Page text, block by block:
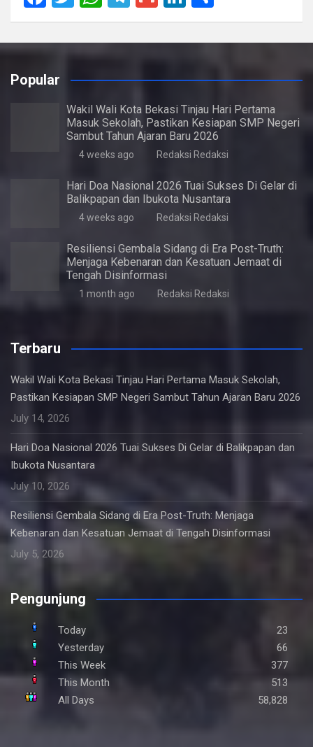
a
ce
o
wi
tt
er
h
at
A
p
p
el
e
gr
a
m
m
ail
n
ke
n
h
ar
e
Popular
Wakil Wali Kota Bekasi Tinjau Hari Pertama
Masuk Sekolah, Pastikan Kesiapan SMP Negeri
Sambut Tahun Ajaran Baru 2026
4 weeks ago Redaksi Redaksi
Hari Doa Nasional 2026 Tuai Sukses Di Gelar di
Balikpapan dan Ibukota Nusantara
4 weeks ago Redaksi Redaksi
Resiliensi Gembala Sidang di Era Post-Truth:
Menjaga Kebenaran dan Kesatuan Jemaat di
Tengah Disinformasi
1 month ago Redaksi Redaksi
Terbaru
Wakil Wali Kota Bekasi Tinjau Hari Pertama Masuk Sekolah,
Pastikan Kesiapan SMP Negeri Sambut Tahun Ajaran Baru 2026
July 14, 2026
Hari Doa Nasional 2026 Tuai Sukses Di Gelar di Balikpapan dan
Ibukota Nusantara
July 10, 2026
Resiliensi Gembala Sidang di Era Post-Truth: Menjaga
Kebenaran dan Kesatuan Jemaat di Tengah Disinformasi
July 5, 2026
Pengunjung
Today
23
Yesterday
66
This Week
377
This Month
513
All Days
58,828